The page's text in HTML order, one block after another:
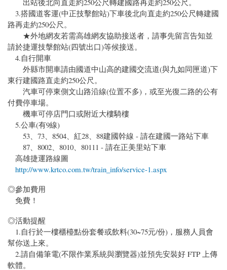
3.搭國道客運(中正技擊館站)下車後北向直走約250公尺轉建國
路再走約250公尺。
★外地網友若需高雄網友協助接送者，請事先留言告知並
請於捷運技搫館站(四號出口)等候接送。
4.自行開車
外縣市開車請由國道中山高的建國交流道(與九如同匣道)下
東行建國路直走約250公尺。
汽車可停東側文山路沿線(位置不多)，或至光復二路的公有
付費停車場。
機車可停店門口或附近大樓騎樓
5.公車(有9線)
53、73、8504、紅28、88建國幹線 - 請在建國一路站下車
87、8002、8010、80111 - 請在正美里站下車
高雄捷運路線圖
http://www.krtco.com.tw/train_info/service-1.aspx
◎參加費用
免費！
◎活動提醒
1.自行於一樓櫃檯點份套餐或飲料(30~75元/份)，服務人員會
幫你送上來。
2.請自備筆電(不限作業系統與瀏覽器)並預先安裝好 FTP 上傳
軟體。